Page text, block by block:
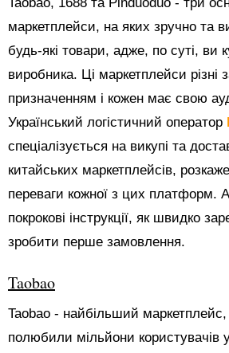
Taobao, 1688 та Pinduoduo - три
маркетплейси, на яких зручно та
будь-які товари, адже, по суті, ви
виробника. Ці маркетплейси різні
призначенням і кожен має свою
Український логістичний оператор
спеціалізується на викупі та
китайських маркетплейсів,
переваги кожної з цих платформ.
покрокові інструкції, як швидко
зробити перше замовлення.
Taobao
Taobao - найбільший
полюбили мільйони користувачів